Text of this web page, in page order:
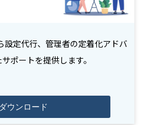
設定代行、管理者の定着化アドバ
ポートを提供します。
ウンロード